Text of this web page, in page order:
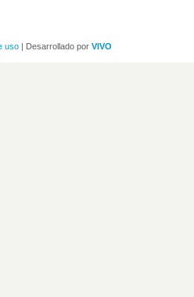
uso | Desarrollado por VIVO